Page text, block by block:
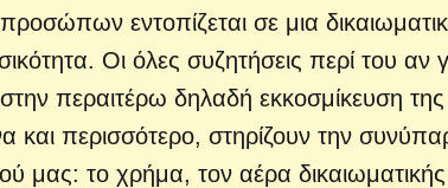
εντοπίζεται σε μια
Οι όλες συζητήσεις περί του αν
στην περαιτέρω δηλαδή
και περισσότερο, στηρίζουν την
μας: το χρήμα, τον αέρα